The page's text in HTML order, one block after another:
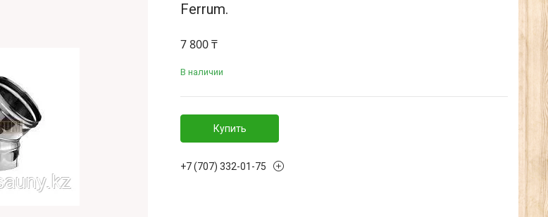
Ferrum.
7 800 ₸
В наличии
Купить
+7 (707) 332-01-75